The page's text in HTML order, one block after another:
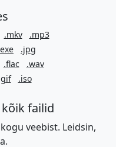
.mkv
.mp3
.jpg
.flac
.wav
.iso
kõik failid
veebist. Leidsin,